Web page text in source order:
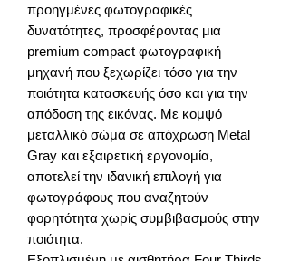
προηγμένες φωτογραφικές
δυνατότητες, προσφέροντας μια
premium compact φωτογραφική
μηχανή που ξεχωρίζει τόσο για την
ποιότητα κατασκευής όσο και για την
απόδοση της εικόνας. Με κομψό
μεταλλικό σώμα σε απόχρωση Metal
Gray και εξαιρετική εργονομία,
αποτελεί την ιδανική επιλογή για
φωτογράφους που αναζητούν
φορητότητα χωρίς συμβιβασμούς στην
ποιότητα.